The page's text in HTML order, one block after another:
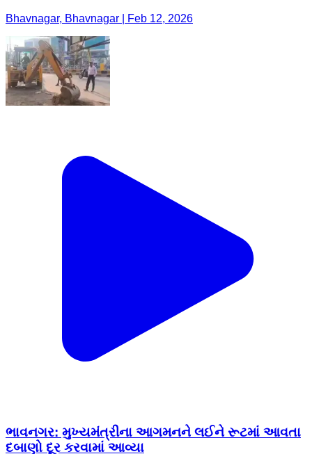
Bhavnagar, Bhavnagar | Feb 12, 2026
ભાવનગર: મુખ્યમંત્રીના આગમનને લઈને રૂટમાં આવતા
દબાણો દૂર કરવામાં આવ્યા